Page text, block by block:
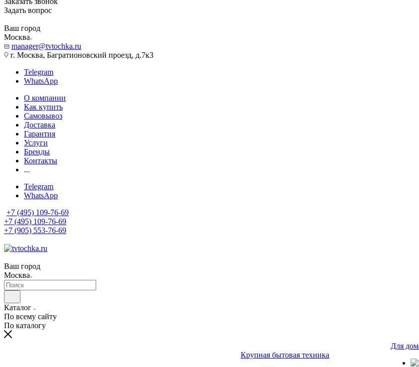
Задать вопрос
Ваш город
Москва
manager@tvtochka.ru
г. Москва, Багратионовский проезд, д.7к3
Telegram
WhatsApp
О компании
Как купить
Самовывоз
Доставка
Гарантия
Услуги
Бренды
Контакты
...
Telegram
WhatsApp
+7 (495) 109-76-69
+7 (495) 109-76-69
+7 (905) 553-76-69
Ваш город
Москва
Каталог
По всему сайту
По каталогу
Крупная бытовая техника
Для